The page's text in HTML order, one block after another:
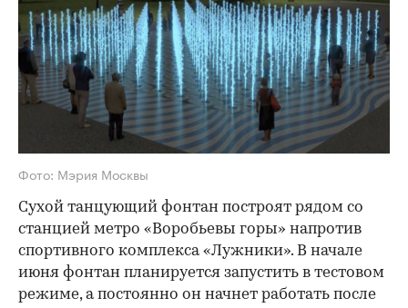
Фото: Мэрия Москвы
Сухой танцующий фонтан построят рядом со
станцией метро «Воробьевы горы» напротив
спортивного комплекса «Лужники». В начале
июня фонтан планируется запустить в тестовом
режиме, а постоянно он начнет работать после